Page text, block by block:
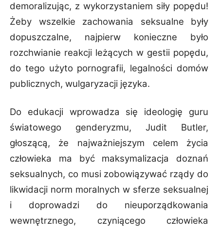
demoralizując, z wykorzystaniem siły popędu!
Żeby wszelkie zachowania seksualne były
dopuszczalne, najpierw konieczne było
rozchwianie reakcji leżących w gestii popędu,
do tego użyto pornografii, legalności domów
publicznych, wulgaryzacji języka.
Do edukacji wprowadza się ideologię guru
światowego genderyzmu, Judit Butler,
głoszącą, że najważniejszym celem życia
człowieka ma być maksymalizacja doznań
seksualnych, co musi zobowiązywać rządy do
likwidacji norm moralnych w sferze seksualnej
i doprowadzi do nieuporządkowania
wewnętrznego, czyniącego człowieka